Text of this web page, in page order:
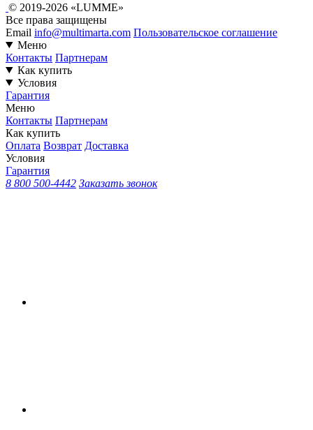
© 2019-2026 «LUMME»
Все права защищены
Email info@multimarta.com Пользовательское соглашение
Меню
Контакты Партнерам
Как купить
Условия
Гарантия
Меню
Контакты Партнерам
Как купить
Оплата Возврат Доставка
Условия
Гарантия
8 800 500-4442 Заказать звонок